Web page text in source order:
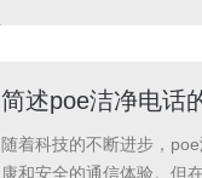
简述poe洁净电话
随着科技的不断进步，
康和安全的通信体验。但